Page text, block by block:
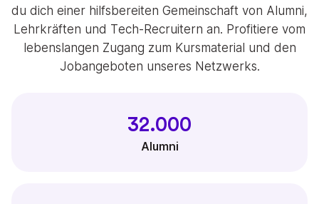
du dich einer hilfsbereiten Gemeinschaft von Alumni,
Lehrkräften und Tech-Recruitern an. Profitiere vom
lebenslangen Zugang zum Kursmaterial und den
Jobangeboten unseres Netzwerks.
32.000
Alumni